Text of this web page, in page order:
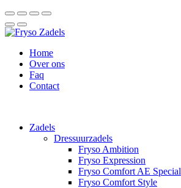
Home
Over ons
Faq
Contact
Zadels
Dressuurzadels
Fryso Ambition
Fryso Expression
Fryso Comfort AE Special
Fryso Comfort Style